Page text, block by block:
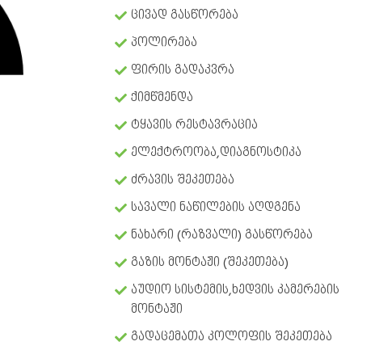
ცივად გასწორება
პოლირება
ფირის გადაკვრა
ქიმწმენდა
ტყავის რესტავრაცია
ელექტროობა,დიაგნოსტიკა
ძრავის შეკეთება
სავალი ნაწილების აღდგენა
ნახარი (რაზვალი) გასწორება
გაზის მონტაჟი (შეკეთება)
აუდიო სისტემის,ხედვის კამერების
მონტაჟი
გადაცემათა კოლოფის შეკეთება